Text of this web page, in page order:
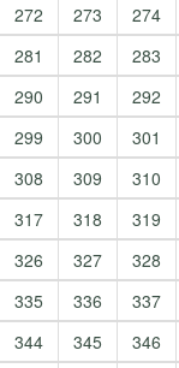
272
273 274
281
282 283
290
291 292
299
300 301
308
309 310
317
318 319
326
327 328
335
336 337
344
345 346